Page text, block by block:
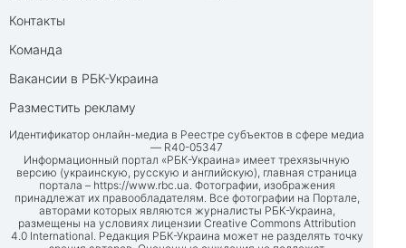
Контакты
Команда
Вакансии в РБК-Украина
Разместить рекламу
Идентификатор онлайн-медиа в Реестре субъектов в сфере медиа
— R40-05347
Информационный портал «РБК-Украина» имеет трехязычную
версию (украинскую, русскую и английскую), главная страница
портала – https://www.rbc.ua. Фотографии, изображения
принадлежат их правообладателям. Все фотографии на Портале,
авторами которых являются журналисты РБК-Украина,
размещены на условиях лицензии Creative Commons Attribution
4.0 International. Редакция РБК-Украина может не разделять точку